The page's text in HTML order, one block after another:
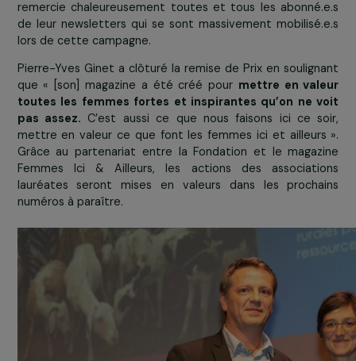
Danièle Kapel-Marcovici récompensant l’association Rejoué dans le cadre du Prix
Pour plus d’informations sur Rejoué cliquez
Le Prix du Public remis à Elevages